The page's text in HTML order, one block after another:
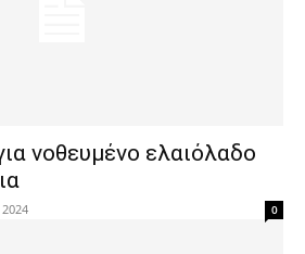
νοθευμένο ελαιόλαδο
0